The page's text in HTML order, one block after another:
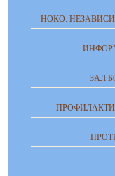
НОКО.
ЗАЛ